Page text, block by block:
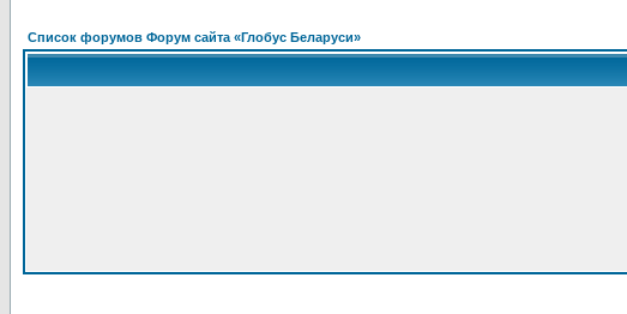
Список форумов Форум сайта «Глобус Беларуси»